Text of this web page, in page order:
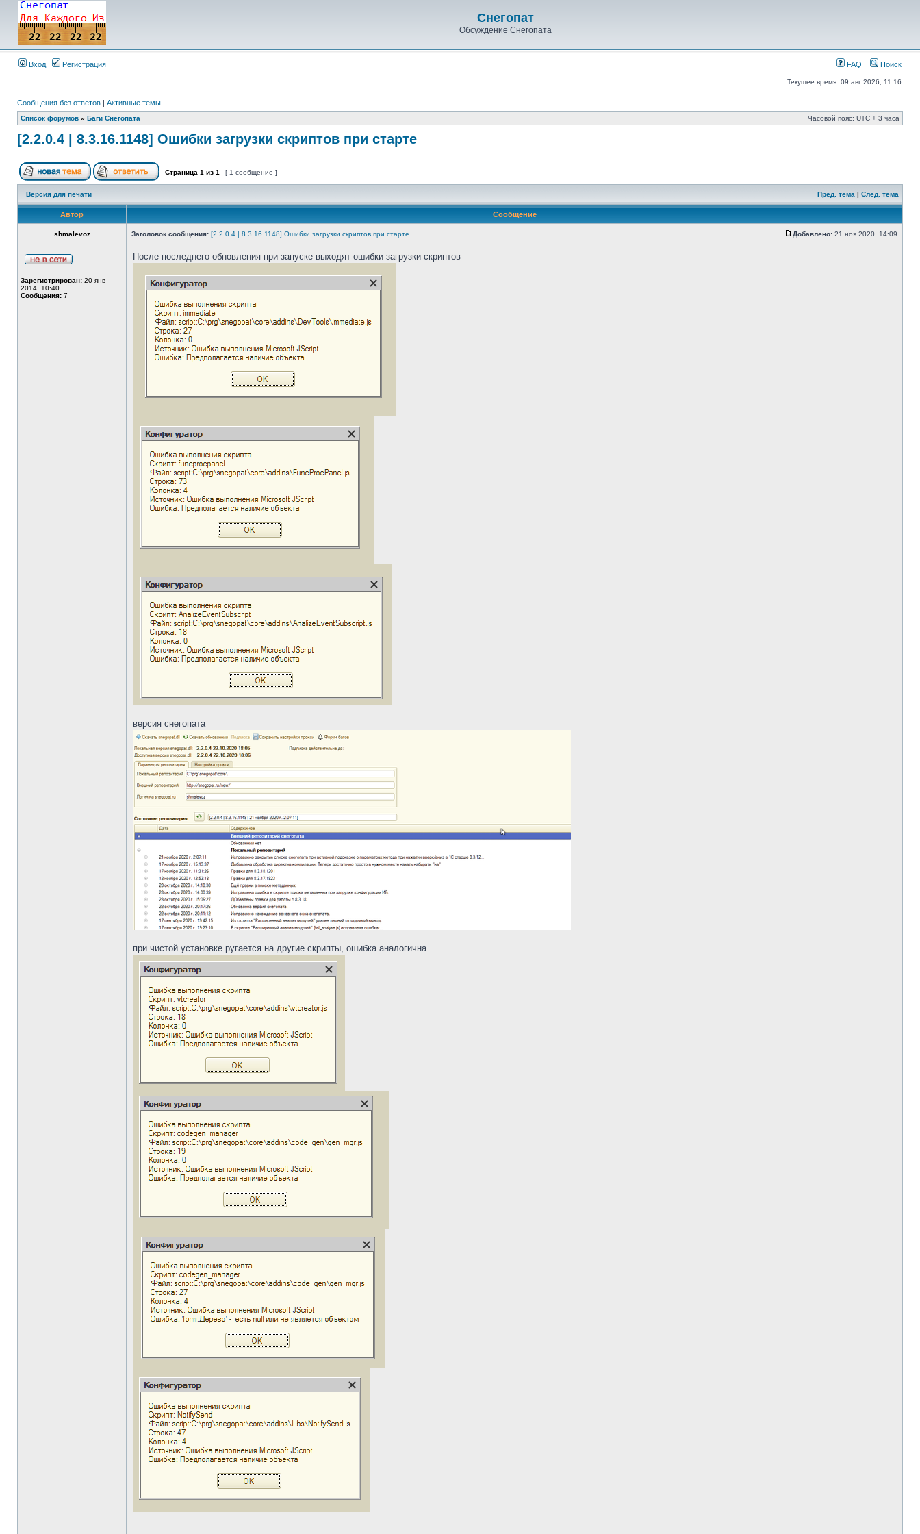
Снегопат
Обсуждение Снегопата
Вход Регистрация FAQ Поиск
Текущее время: 09 авг 2026, 11:16
Сообщения без ответов | Активные темы
Список форумов » Баги Снегопата Часовой пояс: UTC + 3 часа
[2.2.0.4 | 8.3.16.1148] Ошибки загрузки скриптов при старте
Страница 1 из 1 [ 1 сообщение ]
Версия для печати Пред. тема | След. тема
Автор Сообщение
shmalevoz Заголовок сообщения: [2.2.0.4 | 8.3.16.1148] Ошибки загрузки скриптов при старте Добавлено: 21 ноя 2020, 14:09
Зарегистрирован: 20 янв
2014, 10:40
Сообщения: 7
После последнего обновления при запуске выходят ошибки загрузки скриптов
версия снегопата
при чистой установке ругается на другие скрипты, ошибка аналогична